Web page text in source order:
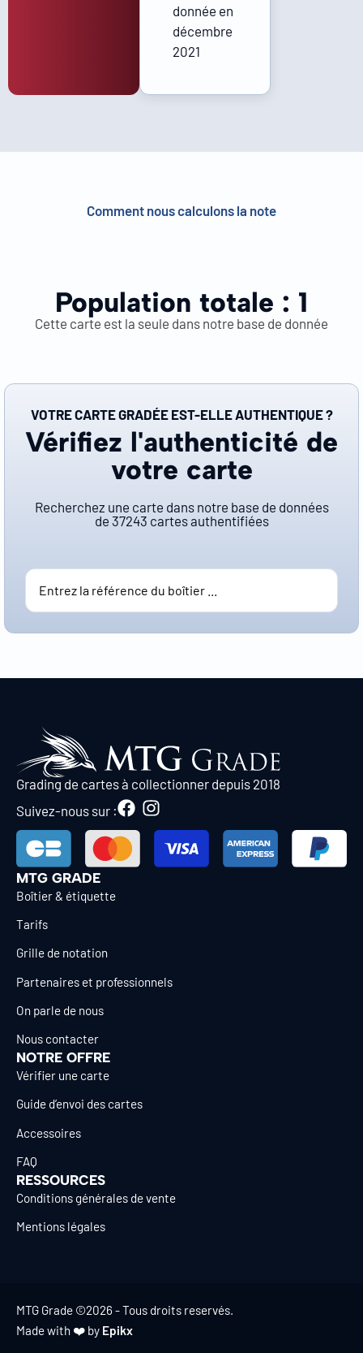
donnée en
décembre
2021
Comment nous calculons la note
Population totale : 1
Cette carte est la seule dans notre base de donnée
VOTRE CARTE GRADÉE EST-ELLE AUTHENTIQUE ?
Vérifiez l'authenticité de
votre carte
Recherchez une carte dans notre base de données
de 37243 cartes authentifiées
Grading de cartes à collectionner depuis 2018
Suivez-nous sur :
MTG GRADE
Boîtier & étiquette
Tarifs
Grille de notation
Partenaires et professionnels
On parle de nous
Nous contacter
NOTRE OFFRE
Vérifier une carte
Guide d’envoi des cartes
Accessoires
FAQ
RESSOURCES
Conditions générales de vente
Mentions légales
MTG Grade ©2026 - Tous droits reservés.
Made with ❤️ by Epikx